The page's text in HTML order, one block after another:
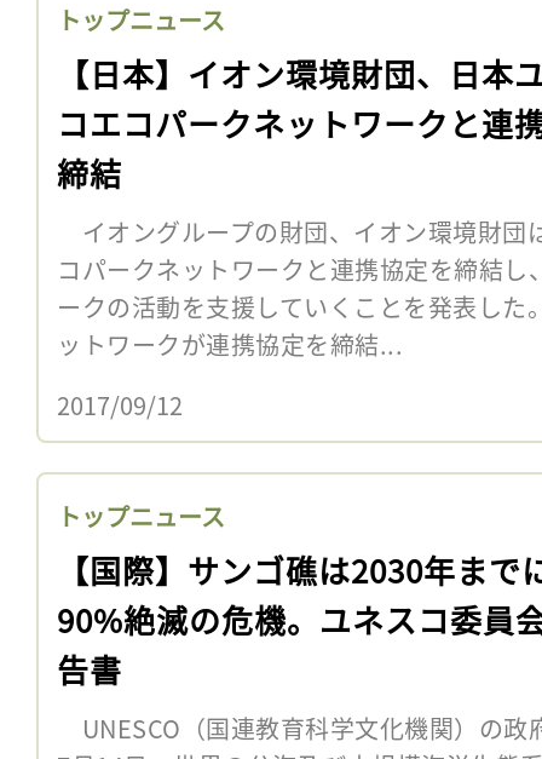
トップニュース
【日本】イオン環境財団、日本
コエコパークネットワークと連
締結
イオングループの財団、イオン環境財団
コパークネットワークと連携協定を締結
ークの活動を支援していくことを発表し
ットワークが連携協定を締結...
2017/09/12
トップニュース
【国際】サンゴ礁は2030年まで
90%絶滅の危機。ユネスコ委員
告書
UNESCO（国連教育科学文化機関）の政